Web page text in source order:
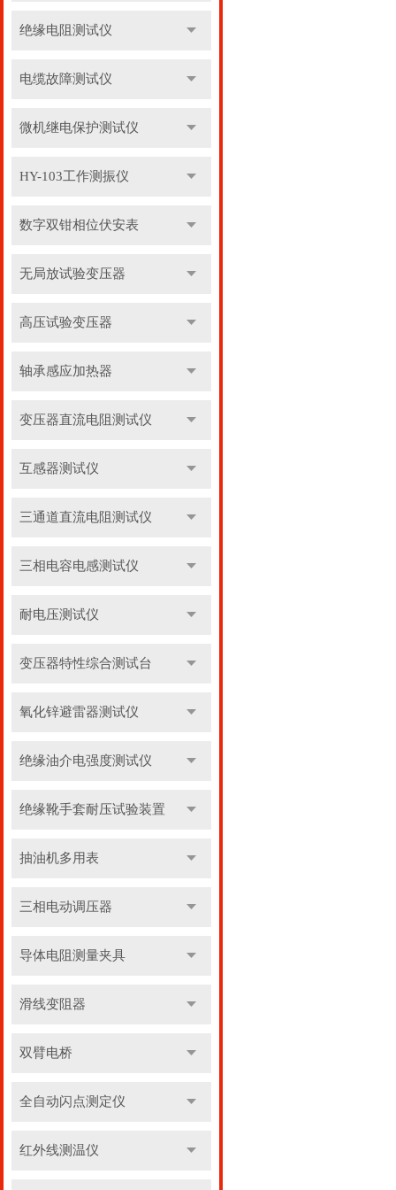
绝缘电阻测试仪
电缆故障测试仪
微机继电保护测试仪
HY-103工作测振仪
数字双钳相位伏安表
无局放试验变压器
高压试验变压器
轴承感应加热器
变压器直流电阻测试仪
互感器测试仪
三通道直流电阻测试仪
三相电容电感测试仪
耐电压测试仪
变压器特性综合测试台
氧化锌避雷器测试仪
绝缘油介电强度测试仪
绝缘靴手套耐压试验装置
抽油机多用表
三相电动调压器
导体电阻测量夹具
滑线变阻器
双臂电桥
全自动闪点测定仪
红外线测温仪